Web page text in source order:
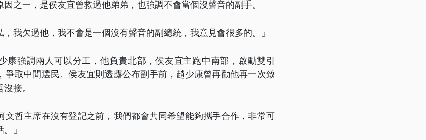
之一，是侯友宜曾救過他弟弟，也強調不會當個沒聲音的副手。
我欠過他，我不會是一個沒有聲音的副總統，我意見會很多的。」
康強調兩人可以分工，他負責北部，侯友宜主跑中南部，啟動雙引
爭取中間選民。侯友宜則透露公布副手前，趙少康曾再勸他再一次致
接。
文哲主席在沒有登記之前，我們都會共同希望能夠攜手合作，非常可
」